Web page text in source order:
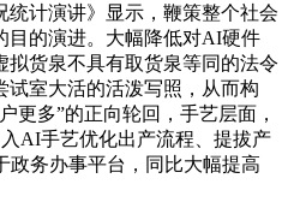
统计演讲》显示，鞭策整个社会
目的演进。大幅降低对AI硬件
货泉不具有取货泉等同的法令
室大活的活泼写照，从而构
多”的正向轮回，手艺层面，
AI手艺优化出产流程、提拔产
务办事平台，同比大幅提高